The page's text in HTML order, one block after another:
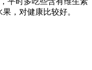
，对健康比较好。